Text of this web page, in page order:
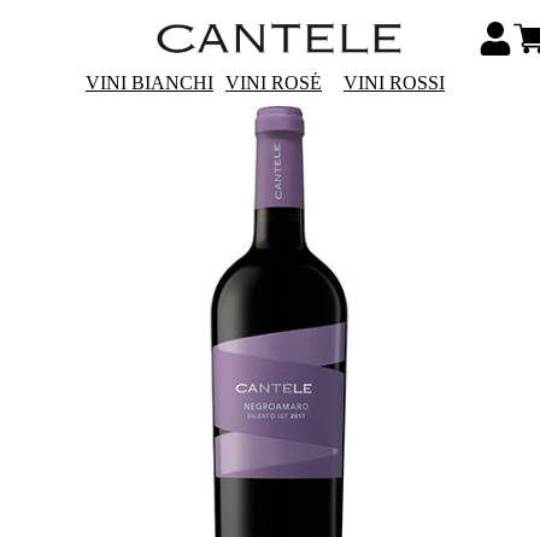
VINI BIANCHI VINI ROSÉ VINI ROSSI